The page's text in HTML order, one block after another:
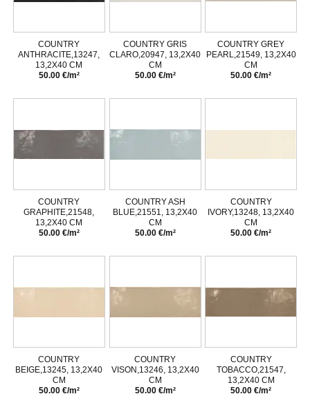
COUNTRY
ANTHRACITE,13247,
13,2X40 CM
50.00 €/m²
COUNTRY GRIS
CLARO,20947, 13,2X40
CM
50.00 €/m²
COUNTRY GREY
PEARL,21549, 13,2X40
CM
50.00 €/m²
COUNTRY
GRAPHITE,21548,
13,2X40 CM
50.00 €/m²
COUNTRY ASH
BLUE,21551, 13,2X40
CM
50.00 €/m²
COUNTRY
IVORY,13248, 13,2X40
CM
50.00 €/m²
COUNTRY
BEIGE,13245, 13,2X40
CM
50.00 €/m²
COUNTRY
VISON,13246, 13,2X40
CM
50.00 €/m²
COUNTRY
TOBACCO,21547,
13,2X40 CM
50.00 €/m²